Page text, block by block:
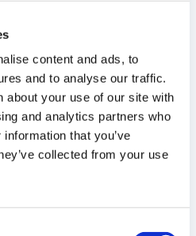
content and ads, to
and to analyse our traffic.
about your use of our site with
and analytics partners who
that you’ve
collected from your use
développé une stratégie qui
complète des efficacités de
la fenêtre d'édition. Cette
parti d'un knock-in ssODN
précis et efficace dans des
pour évaluer comment la